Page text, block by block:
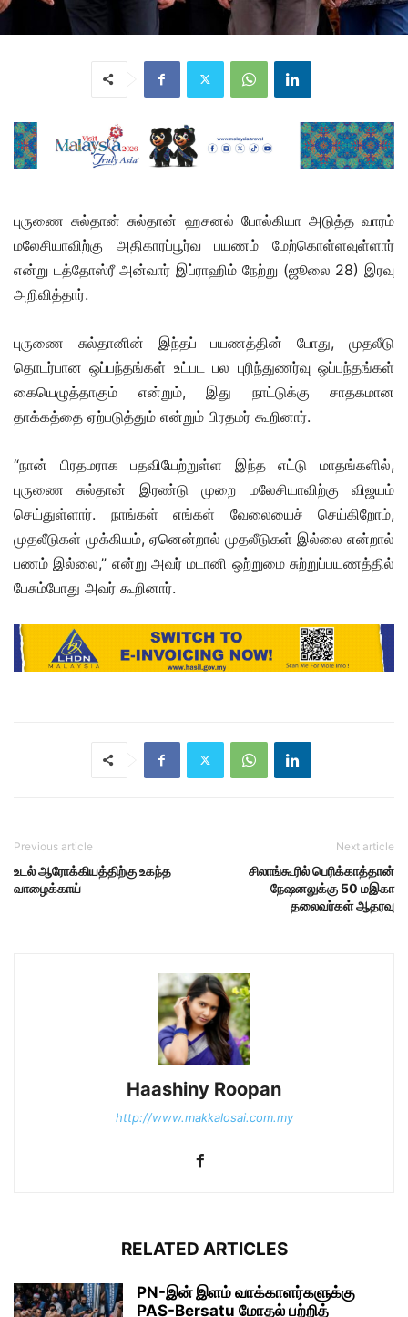
புருணை சுல்தான் சுல்தான் ஹசனல் போல்கியா அடுத்த வாரம்
மலேசியாவிற்கு அதிகாரப்பூர்வ பயணம் மேற்கொள்ளவுள்ளார்
என்று டத்தோஸ்ரீ அன்வார் இப்ராஹிம் நேற்று (ஜூலை 28) இரவு
அறிவித்தார்.
புருணை சுல்தானின் இந்தப் பயணத்தின் போது, முதலீடு
தொடர்பான ஒப்பந்தங்கள் உட்பட பல புரிந்துணர்வு ஒப்பந்தங்கள்
கையெழுத்தாகும் என்றும், இது நாட்டுக்கு சாதகமான
தாக்கத்தை ஏற்படுத்தும் என்றும் பிரதமர் கூறினார்.
“நான் பிரதமராக பதவியேற்றுள்ள இந்த எட்டு மாதங்களில்,
புருணை சுல்தான் இரண்டு முறை மலேசியாவிற்கு விஜயம்
செய்துள்ளார். நாங்கள் எங்கள் வேலையைச் செய்கிறோம்,
முதலீடுகள் முக்கியம், ஏனென்றால் முதலீடுகள் இல்லை என்றால்
பணம் இல்லை,” என்று அவர் மடானி ஒற்றுமை சுற்றுப்பயணத்தில்
பேசும்போது அவர் கூறினார்.
Previous article
உடல் ஆரோக்கியத்திற்கு உகந்த
வாழைக்காய்
Next article
சிலாங்கூரில் பெரிக்காத்தான்
நேஷனலுக்கு 50 மஇகா
தலைவர்கள் ஆதரவு
Haashiny Roopan
http://www.makkalosai.com.my
RELATED ARTICLES
PN-இன் இளம் வாக்காளர்களுக்கு
PAS-Bersatu மோதல் பற்றித்